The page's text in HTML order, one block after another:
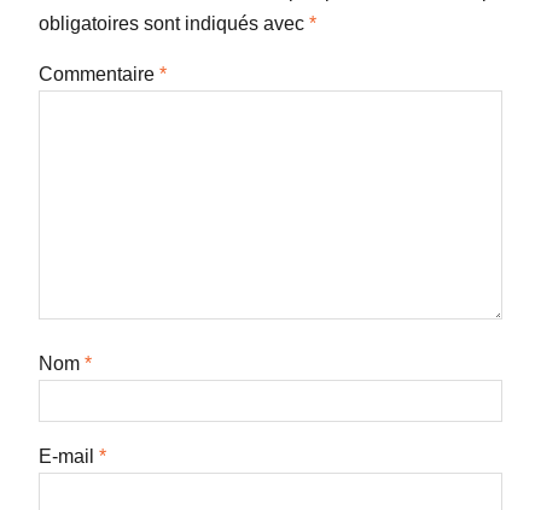
obligatoires sont indiqués avec *
Commentaire *
Nom *
E-mail *